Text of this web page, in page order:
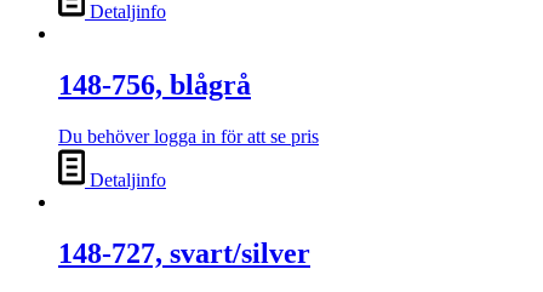
Detaljinfo
148-756, blågrå
Du behöver logga in för att se pris
Detaljinfo
148-727, svart/silver